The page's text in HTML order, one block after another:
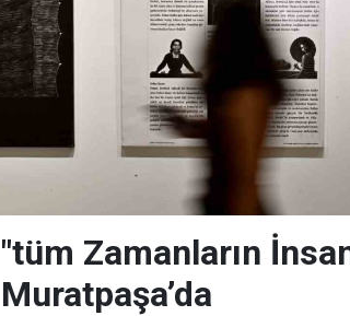
"tüm Zamanların
Muratpaşa’da